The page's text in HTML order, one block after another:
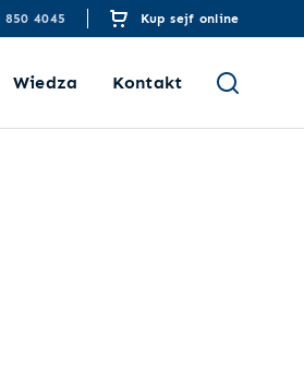
850 4045 Kup sejf online
Wiedza Kontakt